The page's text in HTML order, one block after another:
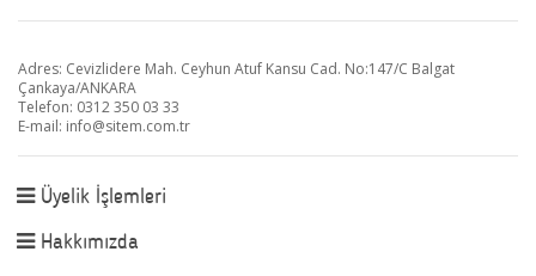
Adres: Cevizlidere Mah. Ceyhun Atuf Kansu Cad. No:147/C Balgat
Çankaya/ANKARA
Telefon: 0312 350 03 33
E-mail: info@sitem.com.tr
Üyelik İşlemleri
Hakkımızda